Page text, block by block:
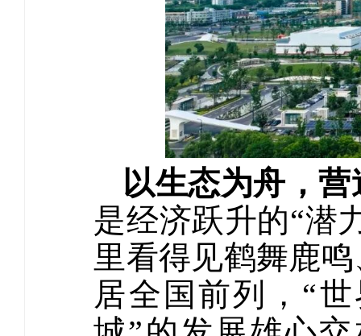
以生态为舟，
是经济跃升的“潜
里看得见鹤舞鹿
居全国前列，“